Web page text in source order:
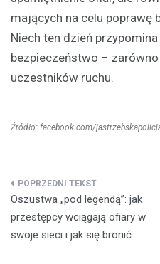
mających na celu poprawę
Niech ten dzień
bezpieczeństwo – zarówno
uczestników ruchu.
Źródło: facebook.com/
Nawigacja
wpisu
Oszustwa „pod legendą”: jak
przestępcy wciągają ofiary w
swoje sieci i jak się bronić